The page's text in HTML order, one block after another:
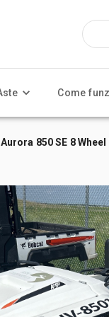
Come
850 SE 8